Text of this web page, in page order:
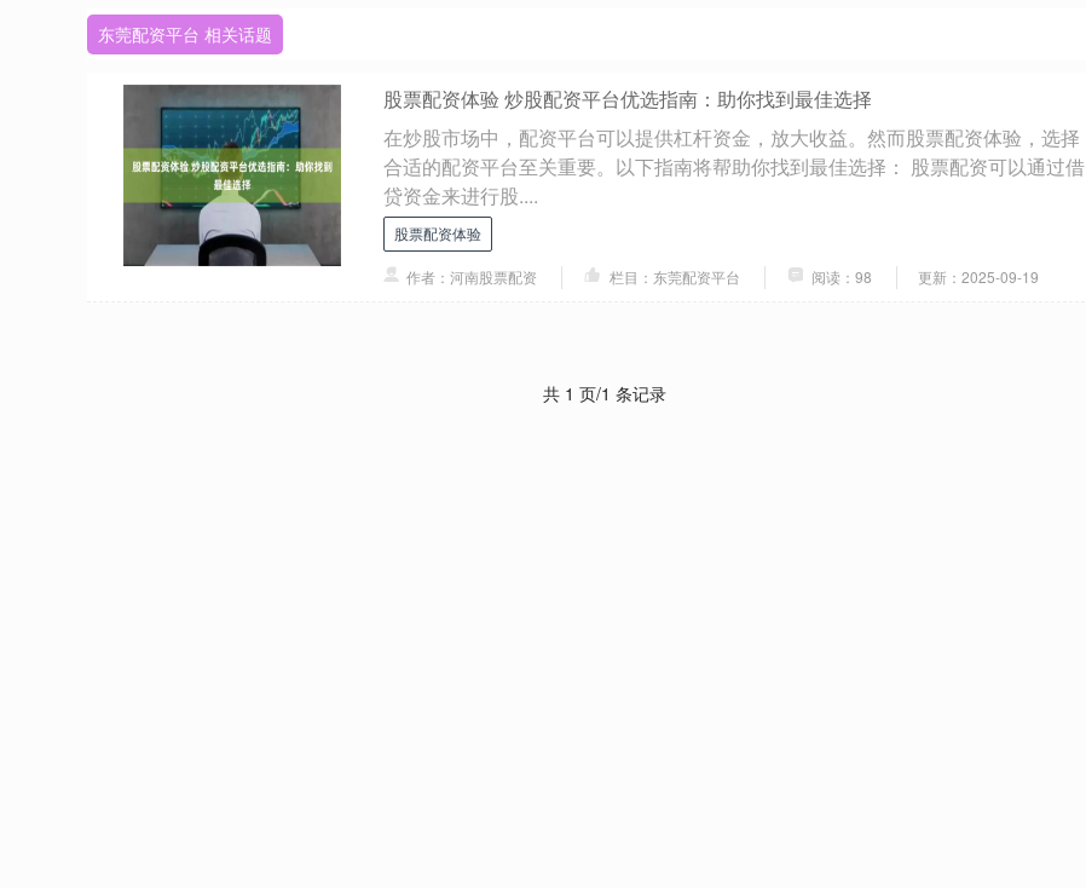
东莞配资平台 相关话题
股票配资体验 炒股配资平台优选指南：助你找到最佳选择
在炒股市场中，配资平台可以提供杠杆资金，放大收益。然而股票配资体验，选择
合适的配资平台至关重要。以下指南将帮助你找到最佳选择： 股票配资可以通过借
贷资金来进行股....
股票配资体验
作者：河南股票配资 栏目：东莞配资平台 阅读：98 更新：2025-09-19
共 1 页/1 条记录